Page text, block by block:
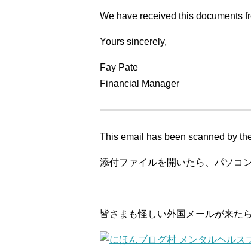
We have received this documents
Yours sincerely,
Fay Pate
Financial Manager
This email has been scanned by
添付ファイルを開いたら、パソコ
皆さまも怪しい外国メールが来た